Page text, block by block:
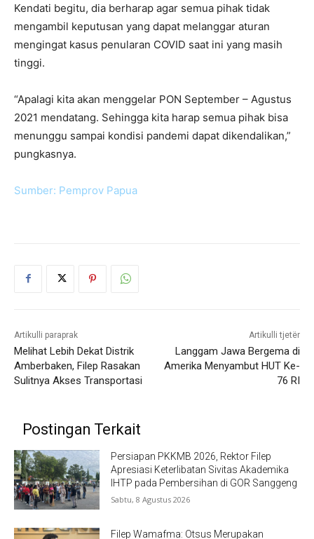
Kendati begitu, dia berharap agar semua pihak tidak
mengambil keputusan yang dapat melanggar aturan
mengingat kasus penularan COVID saat ini yang masih
tinggi.
“Apalagi kita akan menggelar PON September – Agustus
2021 mendatang. Sehingga kita harap semua pihak bisa
menunggu sampai kondisi pandemi dapat dikendalikan,”
pungkasnya.
Sumber: Pemprov Papua
Artikulli paraprak
Melihat Lebih Dekat Distrik
Amberbaken, Filep Rasakan
Sulitnya Akses Transportasi
Artikulli tjetër
Langgam Jawa Bergema di
Amerika Menyambut HUT Ke-
76 RI
Postingan Terkait
Persiapan PKKMB 2026, Rektor Filep
Apresiasi Keterlibatan Sivitas Akademika
IHTP pada Pembersihan di GOR Sanggeng
Sabtu, 8 Agustus 2026
Filep Wamafma: Otsus Merupakan